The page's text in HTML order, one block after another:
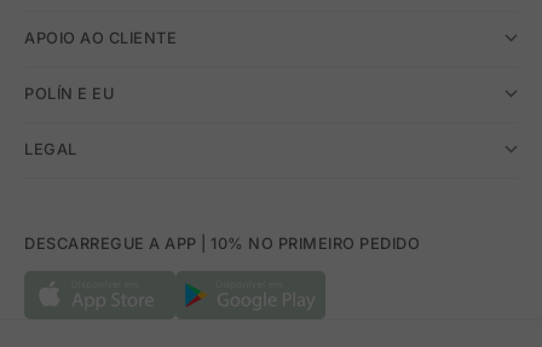
APOIO AO CLIENTE
POLÍN E EU
LEGAL
DESCARREGUE A APP | 10% NO PRIMEIRO PEDIDO